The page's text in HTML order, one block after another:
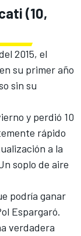
(10,
2015, el
su primer año
sin su
y perdió 10
rápido
a la
soplo de aire
podría ganar
Espargaró.
verdadera